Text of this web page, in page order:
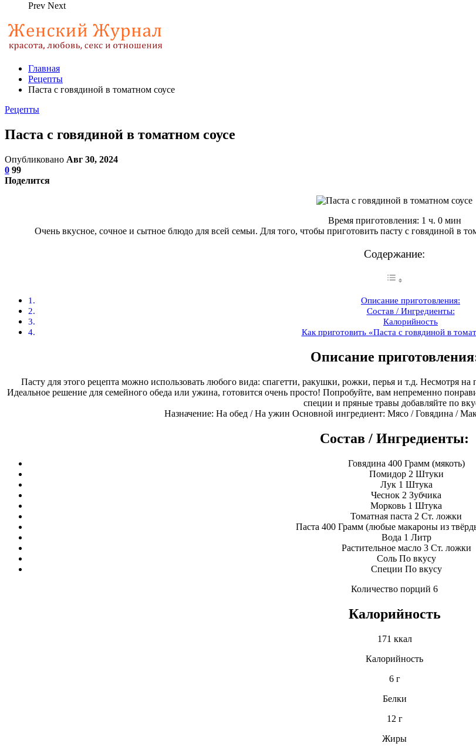
Prev Next
Главная
Рецепты
Паста с говядиной в томатном соусе
Рецепты
Паста с говядиной в томатном соусе
Опубликовано Авг 30, 2024
0 99
Поделится
Время приготовления: 1 ч. 0 мин
Очень вкусное, сочное и сытное блюдо для всей семьи. Для того, чтобы приготовить пасту с говядиной в
Содержание:
Описание приготовления:
Состав / Ингредиенты:
Калорийность
Как приготовить «Паста с говядиной в
Описание
Пасту для этого рецепта можно использовать любого вида: спагетти, ракушки, рожки, перья и т.д. Несмотря
Идеальное решение для семейного обеда или ужина, готовится очень просто! Попробуйте, вам непременно
специи и пряные травы добавляйте по
Назначение: На обед / На ужин Основной ингредиент: Мясо / Говядина /
Состав / Ингредиенты:
Говядина 400 Грамм (мякоть)
Помидор 2 Штуки
Лук 1 Штука
Чеснок 2 Зубчика
Морковь 1 Штука
Томатная паста 2 Ст. ложки
Паста 400 Грамм (любые макароны из
Вода 1 Литр
Растительное масло 3 Ст. ложки
Соль По вкусу
Специи По вкусу
Количество порций 6
Калорийность
171 ккал
Калорийность
6 г
Белки
12 г
Жиры